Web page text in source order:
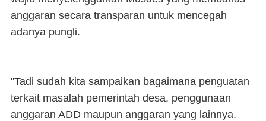
anggaran secara transparan untuk mencegah
adanya pungli.
"Tadi sudah kita sampaikan bagaimana penguatan
terkait masalah pemerintah desa, penggunaan
anggaran ADD maupun anggaran yang lainnya.